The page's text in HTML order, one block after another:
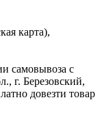
карта),
самовывоза с
г. Березовский,
довезти товар